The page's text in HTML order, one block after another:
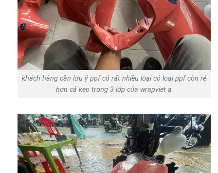
khách hàng cần lưu ý ppf có rất nhiều loại có loại ppf còn rẻ
hơn cả keo trong 3 lớp của wrapviet ạ